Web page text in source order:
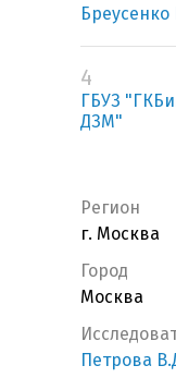
Бреусенко
4
ГБУЗ
ДЗМ"
Регион
г. Москва
Город
Москва
Петрова